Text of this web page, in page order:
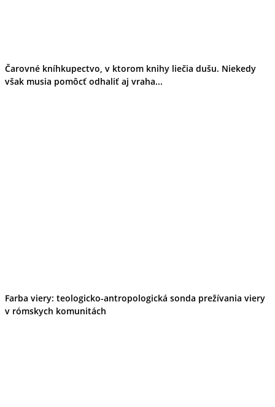
Čarovné kníhkupectvo, v ktorom knihy liečia dušu. Niekedy
však musia pomôcť odhaliť aj vraha...
Farba viery: teologicko-antropologická sonda prežívania viery
v rómskych komunitách